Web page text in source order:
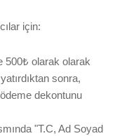
için:
500₺ olarak olarak
sonra,
dekontunu
"T.C, Ad Soyad